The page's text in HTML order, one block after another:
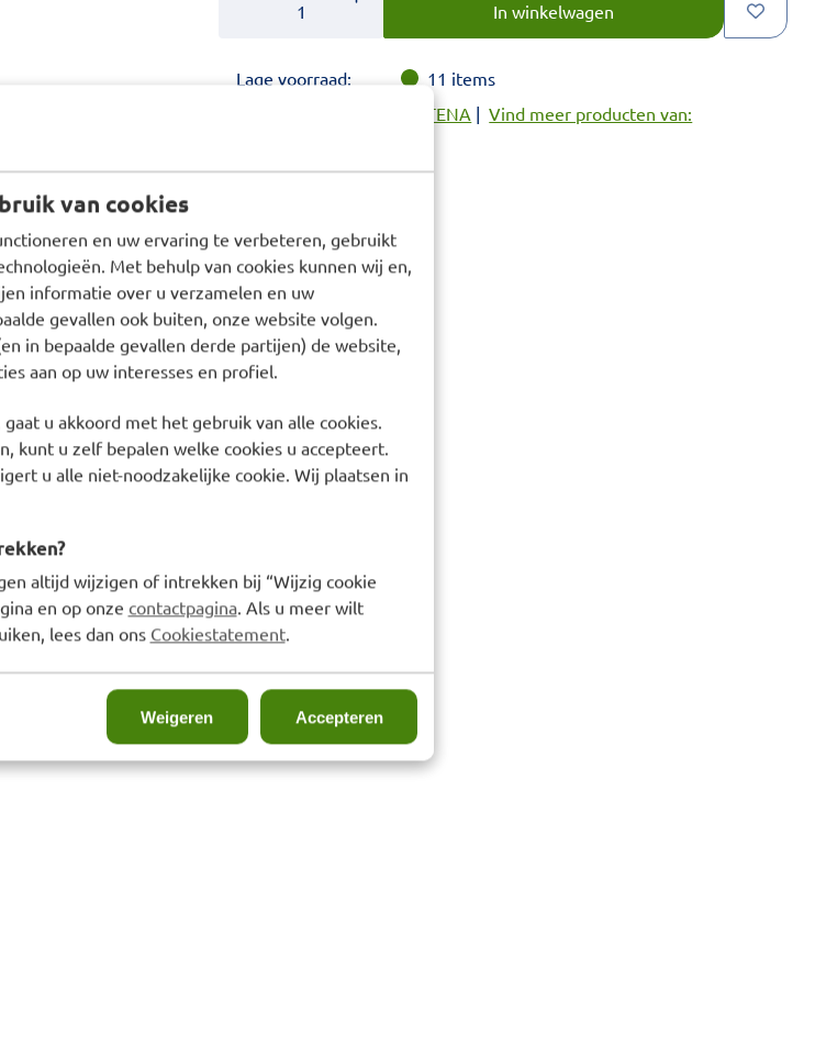
van cookies
en uw ervaring te verbeteren, gebruikt
Met behulp van cookies kunnen wij en,
informatie over u verzamelen en uw
gevallen ook buiten, onze website volgen.
in bepaalde gevallen derde partijen) de website,
aan op uw interesses en profiel.
u akkoord met het gebruik van alle cookies.
kunt u zelf bepalen welke cookies u accepteert.
u alle niet-noodzakelijke cookie. Wij plaatsen in
altijd wijzigen of intrekken bij “Wijzig cookie
en op onze contactpagina. Als u meer wilt
lees dan ons Cookiestatement.
Weigeren Accepteren
In winkelwagen
Lage voorraad: 11 items
Vind meer producten van: TENA |Vind meer producten van: